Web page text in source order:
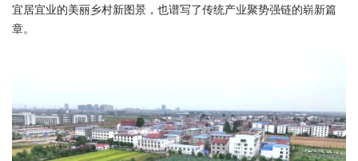
宜居宜业的美丽乡村新图景，也谱写了传统产业聚势强链的崭新篇
章。